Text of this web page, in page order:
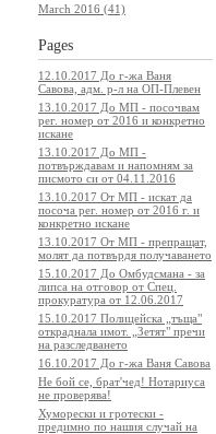
March 2016 (41)
Pages
12.10.2017 До г-жа Ваня
Савова, адм. р-л на ОП-Плевен
13.10.2017 До МП - посочвам
рег. номер от 2016 и конкретно
искане
13.10.2017 До МП -
потвърждавам и напомням за
писмото си от 04.11.2016
13.10.2017 От МП - искат да
посоча рег. номер от 2016 г. и
конкретно искане
13.10.2017 От МП - препращат,
молят да потвърдя получаването
15.10.2017 До Омбудсмана - за
липса на отговор от Спец.
прокуратура от 12.06.2017
15.10.2017 Полицейска „тъща"
откраднала имот. „Зетят" пречи
на разследването
16.10.2017 До г-жа Ваня Савова
Не бой се, брат'чед! Нотариуса
не проверява!
Хуморески и гротески -
предимно по нашия случай на